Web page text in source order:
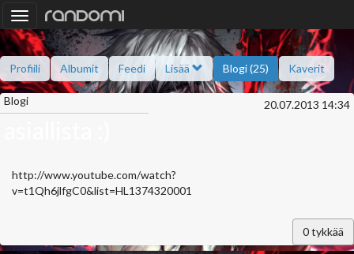
Toggle
navigation
Profiili Albumit Feedi Lisää Blogi (25) Kaverit
Kysy minulta Saavutukset
20.07.2013 14:34
Blogi
http://www.youtube.com/watch?
v=t1Qh6jlfgC0&list=HL1374320001
0tykkää